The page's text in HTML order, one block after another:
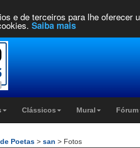
e de terceiros para lhe oferecer
Saiba mais
Clássicos Mural Fórum
Poetas > san > Fotos